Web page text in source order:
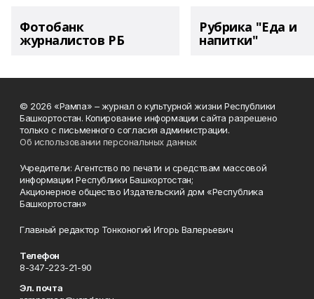
Фотобанк
журналистов РБ
Рубрика "Еда и
напитки"
© 2026 «Рампа» – журнал о культурной жизни Республики
Башкортостан. Копирование информации сайта разрешено
только с письменного согласия администрации.
Об использовании персональных данных
Учредители: Агентство по печати и средствам массовой
информации Республики Башкортостан;
Акционерное общество Издательский дом «Республика
Башкортостан»
Главный редактор Тонконогий Игорь Валерьевич
Телефон
8-347-223-21-90
Эл. почта